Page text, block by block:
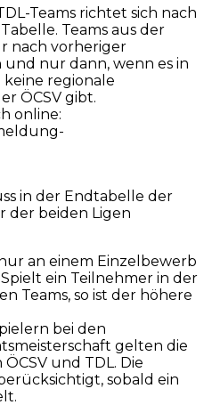
Teams richtet sich nach
Teams aus der
nach vorheriger
nur dann, wenn es in
regionale
ÖCSV gibt.
online:
in der Endtabelle der
der beiden Ligen
an einem Einzelbewerb
ein Teilnehmer in der
Teams, so ist der höhere
bei den
gelten die
und TDL. Die
sobald ein